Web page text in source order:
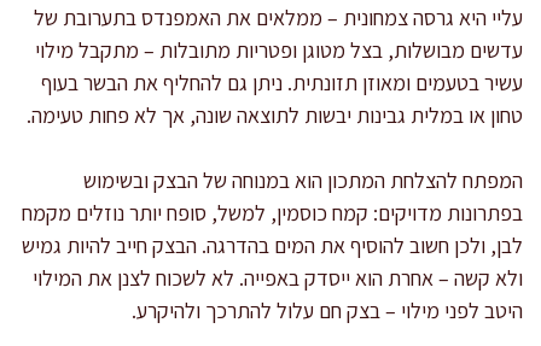
עליי היא גרסה צמחונית – ממלאים את האמפנדס בתערובת של
עדשים מבושלות, בצל מטוגן ופטריות מתובלות – מתקבל מילוי
עשיר בטעמים ומאוזן תזונתית. ניתן גם להחליף את הבשר בעוף
טחון או במלית גבינות יבשות לתוצאה שונה, אך לא פחות טעימה.
המפתח להצלחת המתכון הוא במנוחה של הבצק ובשימוש
בפתרונות מדויקים: קמח כוסמין, למשל, סופח יותר נוזלים מקמח
לבן, ולכן חשוב להוסיף את המים בהדרגה. הבצק חייב להיות גמיש
ולא קשה – אחרת הוא ייסדק באפייה. לא לשכוח לצנן את המילוי
היטב לפני מילוי – בצק חם עלול להתרכך ולהיקרע.